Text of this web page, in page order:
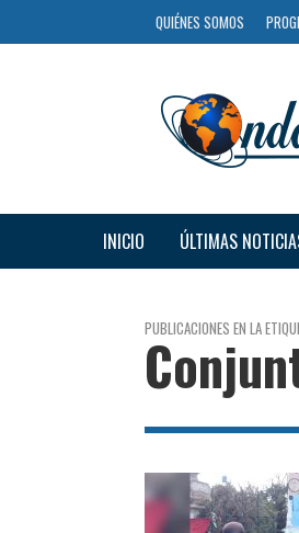
QUIÉNES SOMOS
INICIO ÚLTIMAS
PUBLICACIONES EN LA